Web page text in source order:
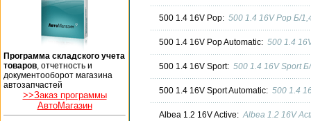
Программа складского учета
товаров , отчетность и
документооборот магазина
автозапчастей
>>Заказ программы
АвтоМагазин
500 1.4 16V Pop: 500 1.4 16V Pop Б/
500 1.4 16V Pop Automatic: 500 1.4
500 1.4 16V Sport: 500 1.4 16V Sport
500 1.4 16V Sport Automatic: 500 1.4
Albea 1.2 16V Active:Albea 1.2 16V